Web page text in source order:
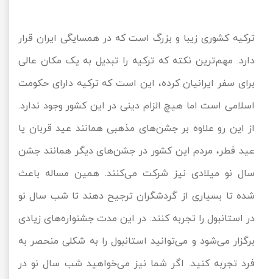
ترکیه کشوری زیبا و بزرگ است که در همسایگی ایران قرار
دارد. مهم‌ترین نکته که ترکیه را تبدیل به یک مکان عالی
برای سفر ایرانیان کرده، این است که ترکیه دارای حکومت
اسلامی است اما هیچ الزام دینی در این کشور وجود ندارد.
از این رو علاوه بر جشن‌های مذهبی همانند عید قربان یا
عید فطر، مردم این کشور در جشن‌های دیگر همانند جشن
سال نو میلادی نیز شرکت می‌کنند. همین مساله باعث
شده تا بسیاری از گردشگران ترجیح دهند تا شب سال نو
در استانبول را تجربه کنند. در این مدت جشنواره‌های زیادی
برگزار می‌شود و می‌توانید استانبول را به شکلی منحصر به
فرد تجربه کنید. اگر شما نیز می‌خواهید شب سال نو در
تور کویر کاراکال
تور کویر مصر
تور هرمز
تور ماسوله
تور مرداب سراوان
تور گلستان
تور کیش از بندرعباس
تور قزاقستان اقساطی
تور زیارتی اقساطی